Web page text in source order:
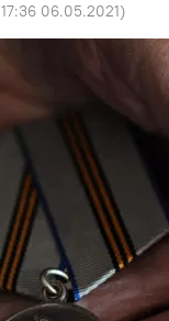
17:36 06.05.2021)